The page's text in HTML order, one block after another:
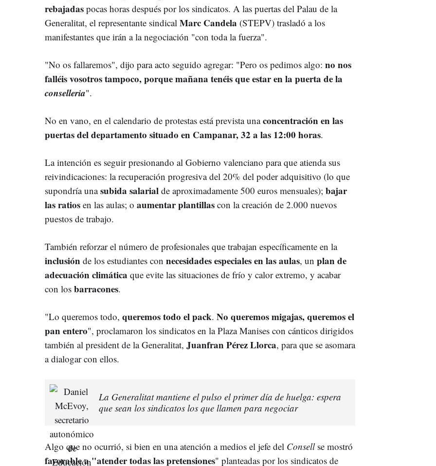
rebajadas pocas horas después por los sindicatos. A las puertas del Palau de la
Generalitat, el representante sindical Marc Candela (STEPV) trasladó a los
manifestantes que irán a la negociación "con toda la fuerza".
"No os fallaremos", dijo para acto seguido agregar: "Pero os pedimos algo: no nos
falléis vosotros tampoco, porque mañana tenéis que estar en la puerta de la
conselleria".
No en vano, en el calendario de protestas está prevista unaconcentración en las
puertas del departamento situado en Campanar, 32 a las 12:00 horas.
La intención es seguir presionando al Gobierno valenciano para que atienda sus
reivindicaciones: la recuperación progresiva del 20% del poder adquisitivo (lo que
supondría unasubida salarial de aproximadamente 500 euros mensuales); bajar
las ratios en las aulas; o aumentar plantillas con la creación de 2.000 nuevos
puestos de trabajo.
También reforzar el número de profesionales que trabajan específicamente en la
inclusión de los estudiantes con necesidades especiales en las aulas, un plan de
adecuación climática que evite las situaciones de frío y calor extremo, y acabar
con los barracones.
"Lo queremos todo, queremos todo el pack. No queremos migajas, queremos el
pan entero", proclamaron los sindicatos en la Plaza Manises con cánticos dirigidos
también al president de la Generalitat, Juanfran Pérez Llorca, para que se asomara
a dialogar con ellos.
La Generalitat mantiene el pulso el primer día de huelga: espera
que sean los sindicatos los que llamen para negociar
Algo que no ocurrió, si bien en una atención a medios el jefe del Consellse mostró
favorable a "atender todas las pretensiones" planteadas por los sindicatos de